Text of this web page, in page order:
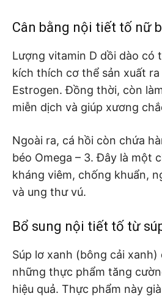
Cân bằng nội tiết tố nữ
Lượng vitamin D dồi dào có
kích thích cơ thể sản xuất
Estrogen. Đồng thời, còn
miễn dịch và giúp xương
Ngoài ra, cá hồi còn chứa
béo Omega – 3. Đây là một
kháng viêm, chống khuẩn,
và ung thư vú.
Bổ sung nội tiết tố từ
Súp lơ xanh (bông cải
những thực phẩm tăng
hiệu quả. Thực phẩm này